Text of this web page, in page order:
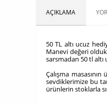
AÇIKLAMA
50 TL altı ucuz
Manevi değeri
sarsmadan 50 tl altı
Çalışma
sevdiklerimize bu
ürünlerin stoklarla